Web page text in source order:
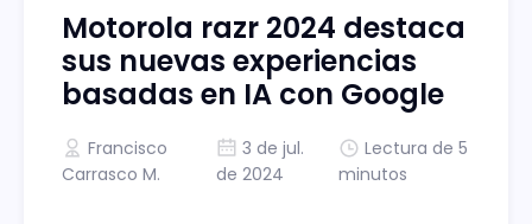
Motorola razr 2024 destaca
sus nuevas experiencias
basadas en IA con Google
Francisco
Carrasco M.
3 de jul.
de 2024
Lectura de 5
minutos